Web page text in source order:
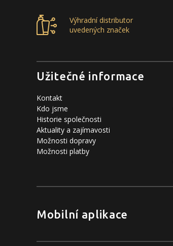
Výhradní distributor
uvedených značek
Užitečné informace
Kontakt
Kdo jsme
Historie společnosti
Aktuality a zajímavosti
Možnosti dopravy
Možnosti platby
Mobilní aplikace